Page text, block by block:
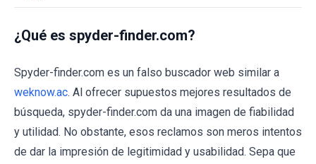
¿Qué es spyder-finder.com?
Spyder-finder.com es un falso buscador web similar a
weknow.ac. Al ofrecer supuestos mejores resultados de
búsqueda, spyder-finder.com da una imagen de fiabilidad
y utilidad. No obstante, esos reclamos son meros intentos
de dar la impresión de legitimidad y usabilidad. Sepa que